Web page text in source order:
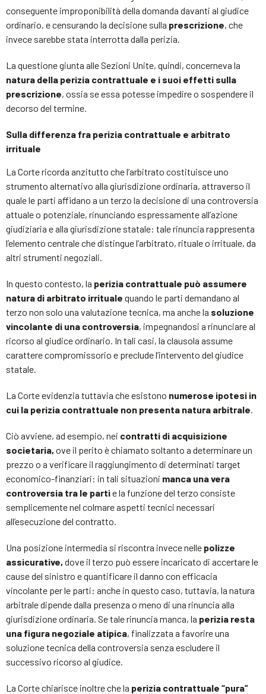
conseguente improponibilità della domanda davanti al giudice
ordinario, e censurando la decisione sulla prescrizione, che
invece sarebbe stata interrotta dalla perizia.
La questione giunta alle Sezioni Unite, quindi, concerneva la
natura della perizia contrattuale e i suoi effetti sulla
prescrizione, ossia se essa potesse impedire o sospendere il
decorso del termine.
Sulla differenza fra perizia contrattuale e arbitrato
irrituale
La Corte ricorda anzitutto che l’arbitrato costituisce uno
strumento alternativo alla giurisdizione ordinaria, attraverso il
quale le parti affidano a un terzo la decisione di una controversia
attuale o potenziale, rinunciando espressamente all’azione
giudiziaria e alla giurisdizione statale: tale rinuncia rappresenta
l’elemento centrale che distingue l’arbitrato, rituale o irrituale, da
altri strumenti negoziali.
In questo contesto, la perizia contrattuale può assumere
natura di arbitrato irrituale quando le parti demandano al
terzo non solo una valutazione tecnica, ma anche la soluzione
vincolante di una controversia, impegnandosi a rinunciare al
ricorso al giudice ordinario. In tali casi, la clausola assume
carattere compromissorio e preclude l’intervento del giudice
statale.
La Corte evidenzia tuttavia che esistono numerose ipotesi in
cui la perizia contrattuale non presenta natura arbitrale.
Ciò avviene, ad esempio, nei contratti di acquisizione
societaria, ove il perito è chiamato soltanto a determinare un
prezzo o a verificare il raggiungimento di determinati target
economico-finanziari: in tali situazioni manca una vera
controversia tra le partie la funzione del terzo consiste
semplicemente nel colmare aspetti tecnici necessari
all’esecuzione del contratto.
Una posizione intermedia si riscontra invece nelle polizze
assicurative, dove il terzo può essere incaricato di accertare le
cause del sinistro e quantificare il danno con efficacia
vincolante per le parti: anche in questo caso, tuttavia, la natura
arbitrale dipende dalla presenza o meno di una rinuncia alla
giurisdizione ordinaria. Se tale rinuncia manca, la perizia resta
una figura negoziale atipica, finalizzata a favorire una
soluzione tecnica della controversia senza escludere il
successivo ricorso al giudice.
La Corte chiarisce inoltre che la perizia contrattuale “pura”